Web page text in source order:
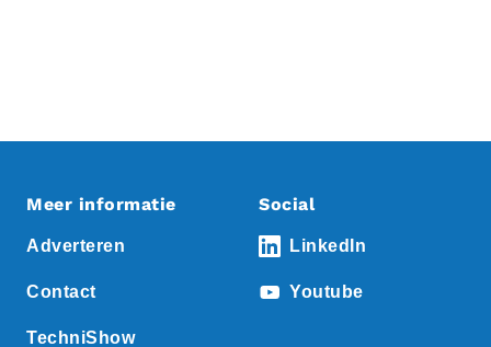
Meer informatie
Adverteren
Contact
TechniShow
Social
LinkedIn
Youtube